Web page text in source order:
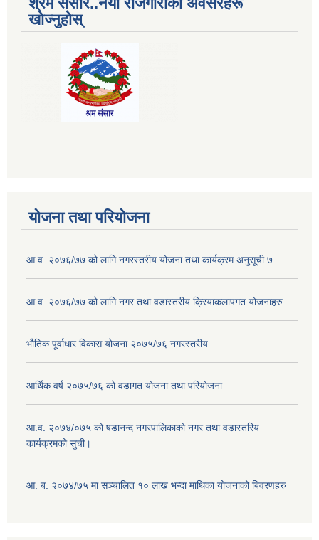
खोज्नुहोस्
योजना तथा परियोजना
आ.व. २०७६/७७ को लागि नगरस्तरीय योजना तथा कार्यक्रम अनुसूची ७
आ.व. २०७६/७७ को लागि नगर तथा वडास्तरीय क्रियाकलापगत योजनाहरु
भौतिक पूर्वाधार विकास योजना २०७५/७६ नगरस्तरीय
आर्थिक वर्ष २०७५/७६ को वडागत योजना तथा परियोजना
आ.व. २०७४/०७५ को षडानन्द नगरपालिकाको नगर तथा वडास्तरिय
कार्यक्रमको सुची।
आ. ब. २०७४/७५ मा सञ्चालित १० लाख भन्दा माथिका योजनाको बिवरणहरु